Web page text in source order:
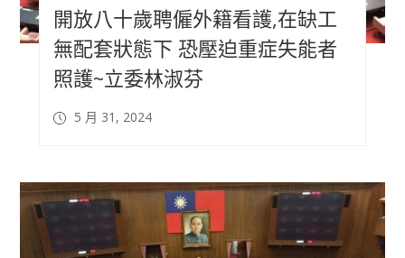
開放八十歲聘僱外籍看護,在缺工
無配套狀態下 恐壓迫重症失能者
照護~立委林淑芬
5 月 31, 2024